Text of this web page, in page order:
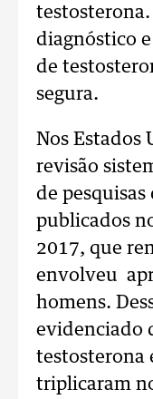
diagnóstico
de
segura.
Nos Estados
revisão
de
publicados
2017, que
envolveu
homens.
evidenciado
testosterona
triplicaram